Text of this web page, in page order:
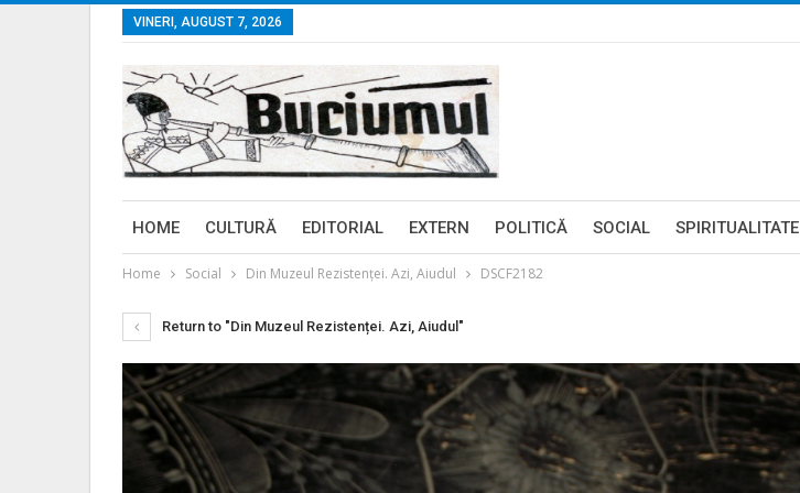
VINERI, AUGUST 7, 2026
HOME CULTURĂ EDITORIAL EXTERN POLITICĂ SOCIAL SPIRITUALITATE
Home Social Din Muzeul Rezistenței. Azi, Aiudul DSCF2182
Return to "Din Muzeul Rezistenței. Azi, Aiudul"